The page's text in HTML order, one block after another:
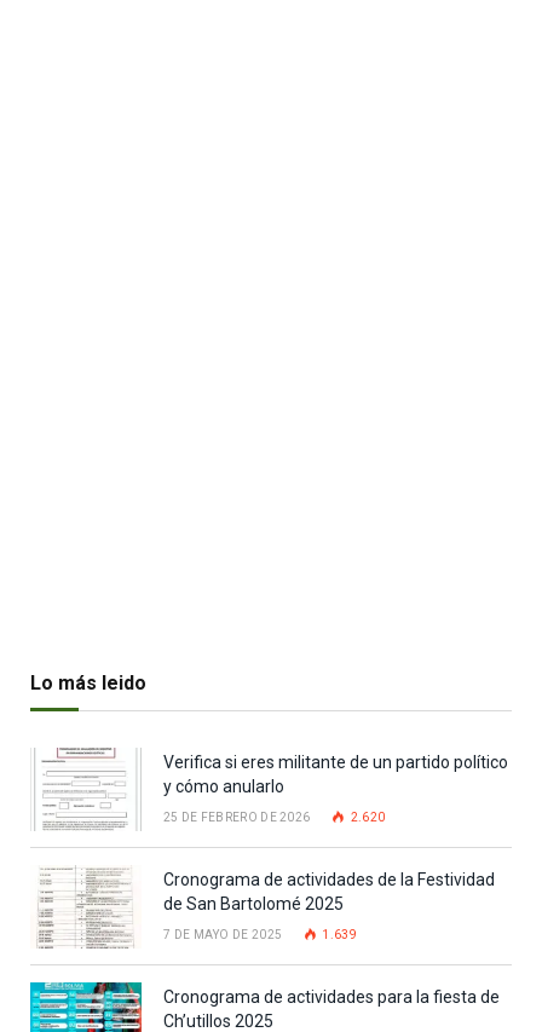
Lo más leido
Verifica si eres militante de un partido político
y cómo anularlo
25 DE FEBRERO DE 2026 2.620
Cronograma de actividades de la Festividad
de San Bartolomé 2025
7 DE MAYO DE 2025 1.639
Cronograma de actividades para la fiesta de
Ch’utillos 2025